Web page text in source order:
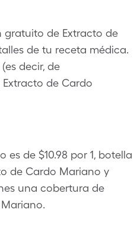
gratuito de Extracto de
de tu receta médica.
decir, de
de Cardo
de $10.98 por 1, botella
de Cardo Mariano y
una cobertura de